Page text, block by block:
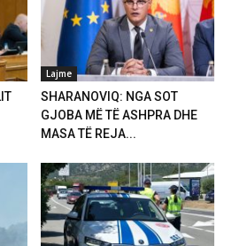
Lajme
SHARANOVIQ: NGA SOT
GJOBA MË TË ASHPRA DHE
MASA TË REJA...